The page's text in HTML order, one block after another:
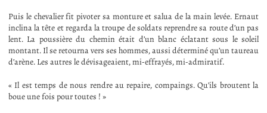
Puis le chevalier fit pivoter sa monture et salua de la main levée. Ernaut
inclina la tête et regarda la troupe de soldats reprendre sa route d’un pas
lent. La poussière du chemin était d’un blanc éclatant sous le soleil
montant. Il se retourna vers ses hommes, aussi déterminé qu’un taureau
d’arène. Les autres le dévisageaient, mi-effrayés, mi-admiratif.
« Il est temps de nous rendre au repaire, compaings. Qu’ils broutent la
boue une fois pour toutes ! »